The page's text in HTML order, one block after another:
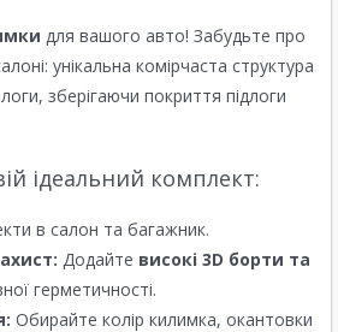
для вашого авто! Забудьте про
унікальна комірчаста структура
зберігаючи покриття підлоги
ідеальний комплект:
в салон та багажник.
Додайте високі 3D борти та
герметичності.
Обирайте колір килимка, окантовки